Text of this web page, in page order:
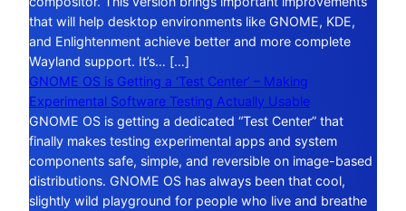
that will help desktop environments like GNOME, KDE,
and Enlightenment achieve better and more complete
Wayland support. It’s… […]
GNOME OS is Getting a ‘Test Center’ – Making
Experimental Software Testing Actually Usable
GNOME OS is getting a dedicated “Test Center” that
finally makes testing experimental apps and system
components safe, simple, and reversible on image-based
distributions. GNOME OS has always been that cool,
slightly wild playground for people who live and breathe